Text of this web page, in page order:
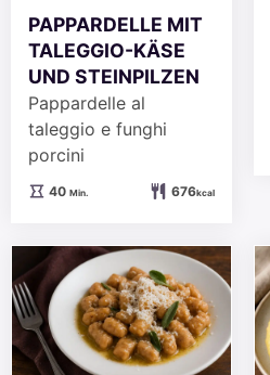
PAPPARDELLE MIT
TALEGGIO-KÄSE
UND STEINPILZEN
Pappardelle al
taleggio e funghi
porcini
40Minuten
Min. 676kcal